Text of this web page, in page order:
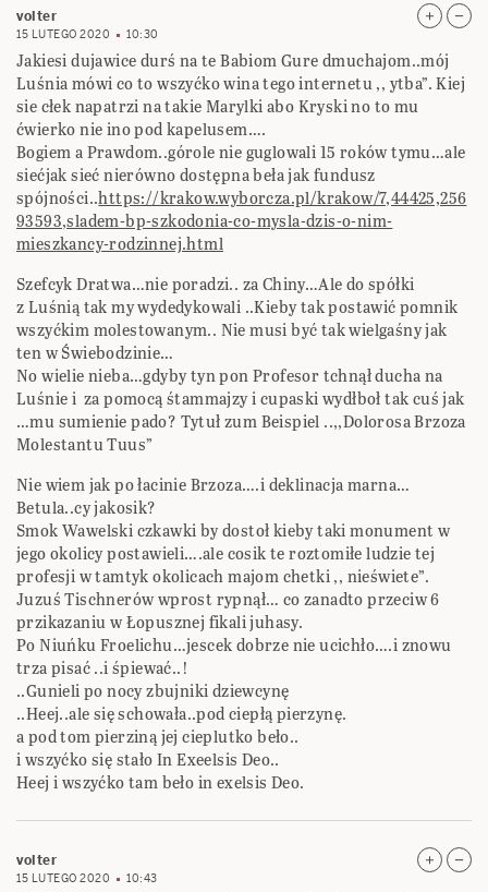
volter
15 LUTEGO 2020 10:30
Jakiesi dujawice durś na te Babiom Gure dmuchajom..mój
Luśnia mówi co to wszyćko wina tego internetu ,, ytba”. Kiej
sie cłek napatrzi na takie Marylki abo Kryski no to mu
ćwierko nie ino pod kapelusem….
Bogiem a Prawdom..górole nie guglowali 15 roków tymu…ale
siećjak sieć nierówno dostępna beła jak fundusz
spójności..https://krakow.wyborcza.pl/krakow/7,44425,256
93593,sladem-bp-szkodonia-co-mysla-dzis-o-nim-
mieszkancy-rodzinnej.html
Szefcyk Dratwa…nie poradzi.. za Chiny…Ale do spółki
z Luśnią tak my wydedykowali ..Kieby tak postawić pomnik
wszyćkim molestowanym.. Nie musi być tak wielgaśny jak
ten w Świebodzinie…
No wielie nieba…gdyby tyn pon Profesor tchnął ducha na
Luśnie i za pomocą śtammajzy i cupaski wydłboł tak cuś jak
…mu sumienie pado? Tytuł zum Beispiel ..,,Dolorosa Brzoza
Molestantu Tuus”
Nie wiem jak po łacinie Brzoza….i deklinacja marna…
Betula..cy jakosik?
Smok Wawelski czkawki by dostoł kieby taki monument w
jego okolicy postawieli….ale cosik te roztomiłe ludzie tej
profesji w tamtyk okolicach majom chetki ,, nieświete”.
Juzuś Tischnerów wprost rypnął… co zanadto przeciw 6
przikazaniu w Łopusznej fikali juhasy.
Po Niuńku Froelichu…jescek dobrze nie ucichło….i znowu
trza pisać ..i śpiewać..!
..Gunieli po nocy zbujniki dziewcynę
..Heej..ale się schowała..pod ciepłą pierzynę.
a pod tom pierziną jej cieplutko beło..
i wszyćko się stało In Exeelsis Deo..
Heej i wszyćko tam beło in exelsis Deo.
volter
15 LUTEGO 2020 10:43